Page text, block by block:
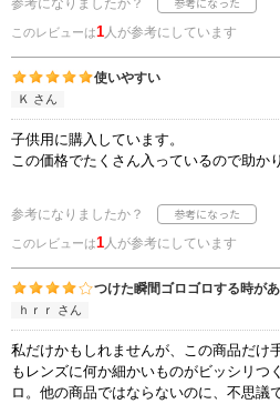
参考になりましたか？
このレビューは1人が参考にしています
使いやすい
Ｋ さん
子供用に購入しています。
この価格でたくさん入っているので助か
参考になりましたか？
このレビューは1人が参考にしています
つけた瞬間ゴロゴロする時が
ｈｒｒ さん
私だけかもしれませんが、この商品だけ
もレンズに何か細かいものがビッシリつ
ロ。他の商品ではならないのに、不思